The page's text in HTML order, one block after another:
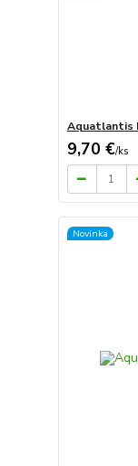
Aquatlantis
9,70 €/ks
Novinka